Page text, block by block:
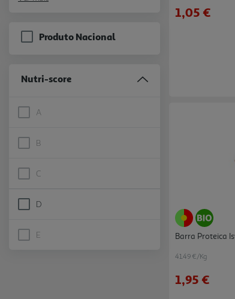
Produto Nacional
Nutri-score
A
Nutri-score A is not selectable
B
Nutri-score B is not selectable
C
Nutri-score C is not selectable
D
Refine by Nutri-score: D
E
Nutri-score E is not selectable
1,05 €
Barra Proteica
41.49 €/Kg
1,95 €